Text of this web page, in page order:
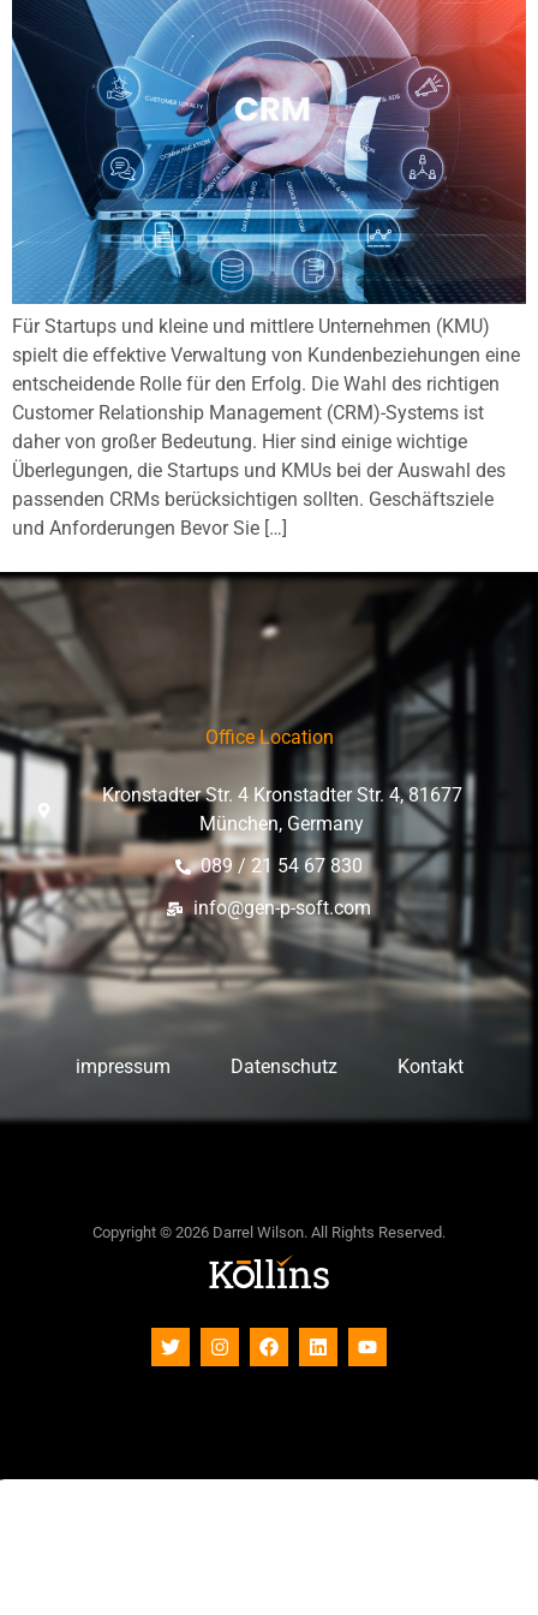
Für Startups und kleine und mittlere Unternehmen (KMU)
spielt die effektive Verwaltung von Kundenbeziehungen eine
entscheidende Rolle für den Erfolg. Die Wahl des richtigen
Customer Relationship Management (CRM)-Systems ist
daher von großer Bedeutung. Hier sind einige wichtige
Überlegungen, die Startups und KMUs bei der Auswahl des
passenden CRMs berücksichtigen sollten. Geschäftsziele
und Anforderungen Bevor Sie […]
Office Location
Kronstadter Str. 4 Kronstadter Str. 4, 81677
München, Germany
089 / 21 54 67 830
info@gen-p-soft.com
impressum Datenschutz Kontakt
Copyright © 2026 Darrel Wilson. All Rights Reserved.